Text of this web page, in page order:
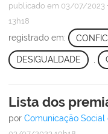
publicado em 03/07/2023
13h18
registrado em:
DESIGUALDADE ,
Lista dos
por Comunicação Social